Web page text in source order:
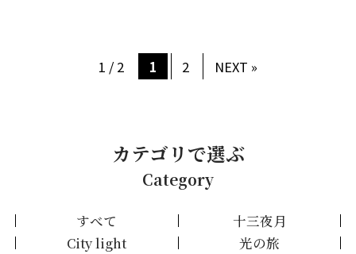
1 / 2 1 2 NEXT »
カテゴリで選ぶ
Category
すべて
十三夜月
City light
光の旅